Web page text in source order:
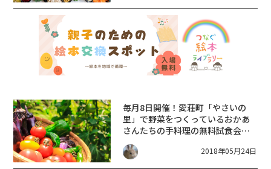
毎月8日開催！愛荘町「やさいの
里」で野菜をつくっているおかあ
さんたちの手料理の無料試食会♪
レシピももらえる！
2018年05月24日